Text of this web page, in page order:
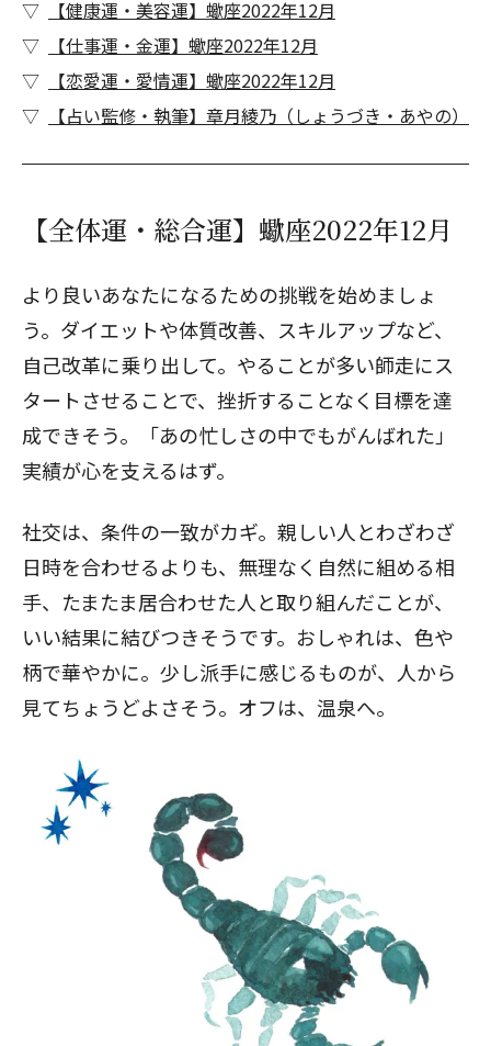
【健康運・美容運】蠍座2022年12月
【仕事運・金運】蠍座2022年12月
【恋愛運・愛情運】蠍座2022年12月
【占い監修・執筆】章月綾乃（しょうづき・あやの）
【全体運・総合運】蠍座2022年12月
より良いあなたになるための挑戦を始めましょ
う。ダイエットや体質改善、スキルアップなど、
自己改革に乗り出して。やることが多い師走にス
タートさせることで、挫折することなく目標を達
成できそう。「あの忙しさの中でもがんばれた」
実績が心を支えるはず。
社交は、条件の一致がカギ。親しい人とわざわざ
日時を合わせるよりも、無理なく自然に組める相
手、たまたま居合わせた人と取り組んだことが、
いい結果に結びつきそうです。おしゃれは、色や
柄で華やかに。少し派手に感じるものが、人から
見てちょうどよさそう。オフは、温泉へ。